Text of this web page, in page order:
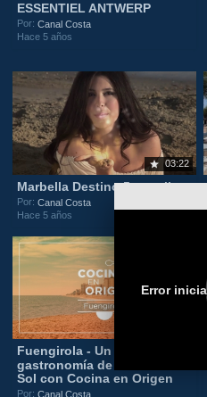
Error
ESSENTIEL ANTWERP
Por:Canal Costa
Hace 5 años
03:22
Marbella Destino 5 estrellas
Por:Canal Costa
Hace 5 años
Fuengirola - Un viaje por la
gastronomía de la Costa del
Sol con Cocina en Origen
Por:Canal Costa